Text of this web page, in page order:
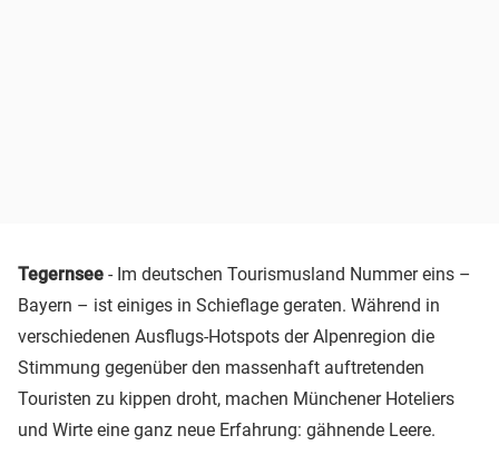
Tegernsee - Im deutschen Tourismusland Nummer eins –
Bayern – ist einiges in Schieflage geraten. Während in
verschiedenen Ausflugs-Hotspots der Alpenregion die
Stimmung gegenüber den massenhaft auftretenden
Touristen zu kippen droht, machen Münchener Hoteliers
und Wirte eine ganz neue Erfahrung: gähnende Leere.